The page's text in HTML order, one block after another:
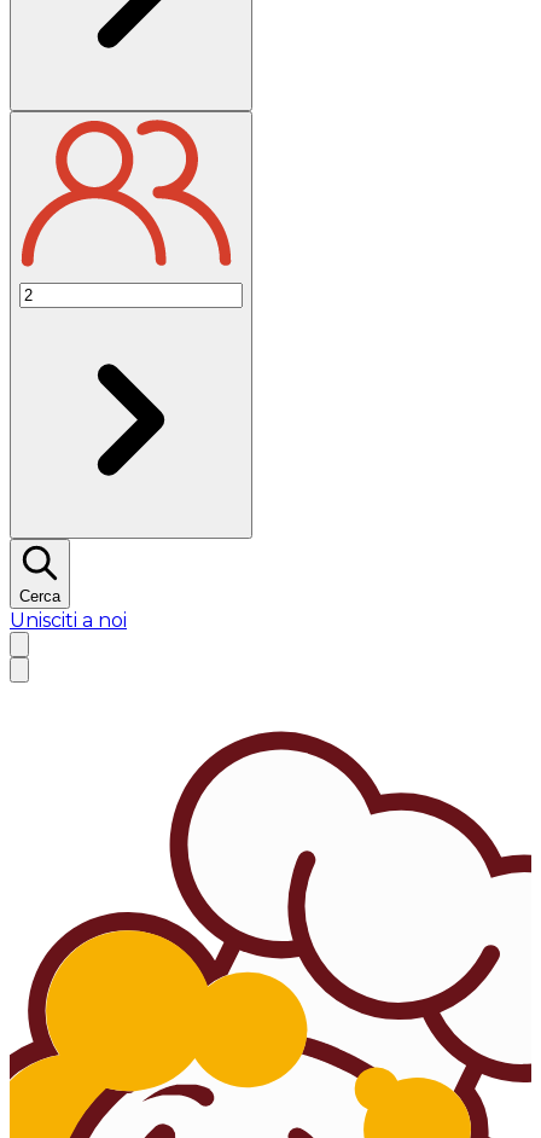
Cerca
Unisciti a noi